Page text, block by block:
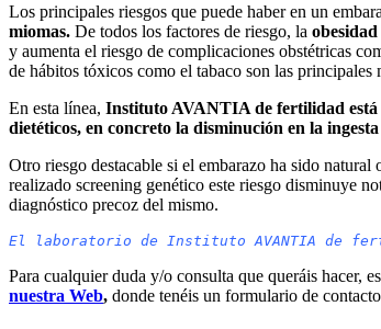
Los principales riesgos que puede haber en un
miomas. De todos los factores de riesgo, la obesidad
y aumenta el riesgo de complicaciones obstétricas
de hábitos tóxicos como el tabaco son las
En esta línea, Instituto AVANTIA de fertilidad está
dietéticos, en concreto la disminución en la
Otro riesgo destacable si el embarazo ha sido
realizado screening genético este riesgo disminuye
diagnóstico precoz del mismo.
El laboratorio de Instituto AVANTIA de
Para cualquier duda y/o consulta que queráis hacer,
nuestra Web, donde tenéis un formulario de